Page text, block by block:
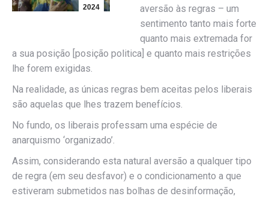
2024
aversão às regras – um
sentimento tanto mais forte
quanto mais extremada for
a sua posição [posição politica] e quanto mais restrições
lhe forem exigidas.
Na realidade, as únicas regras bem aceitas pelos liberais
são aquelas que lhes trazem benefícios.
No fundo, os liberais professam uma espécie de
anarquismo ‘organizado’.
Assim, considerando esta natural aversão a qualquer tipo
de regra (em seu desfavor) e o condicionamento a que
estiveram submetidos nas bolhas de desinformação,